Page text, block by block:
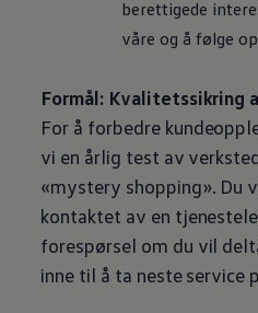
berettigede
våre og å følge
Formål: Kvalitetssikring
For å forbedre
vi en årlig test av
«mystery shopping». Du
kontaktet av en
forespørsel om du vil
inne til å ta neste service